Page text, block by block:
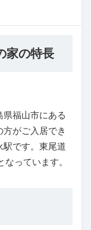
家の特長
福山市にある
がご入居でき
駅です。東尾道
っています。